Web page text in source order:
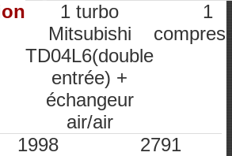
1 turbo
Mitsubishi
TD04L6(double
entrée) +
échangeur
air/air
1
1998 2791